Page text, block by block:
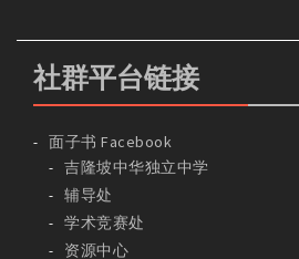
社群平台链接
面子书 Facebook
吉隆坡中华独立中学
辅导处
学术竞赛处
资源中心